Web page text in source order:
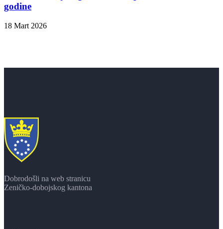
godine
18 Mart 2026
Dobrodošli na web stranicu
Zeničko-dobojskog kantona